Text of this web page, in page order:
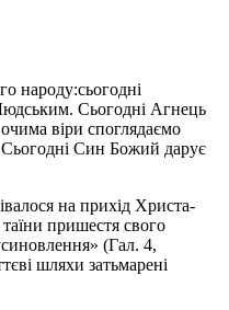
народу:сьогодні
Сьогодні Агнець
віри споглядаємо
Сьогодні Син Божий дарує
на прихід Христа-
пришестя свого
(Гал. 4,
шляхи затьмарені